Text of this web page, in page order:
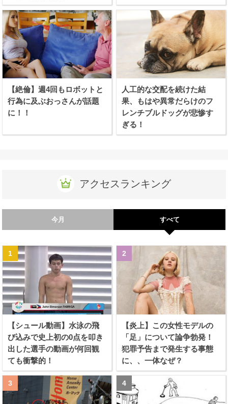
【絶倫】週4回もロボットと
行為に及ぶおっさんが話題
に！！
人工的な交配を続けた結
果、もはや異常だらけのフ
レンチブルドッグが悲惨す
ぎる！
アクセスランキング
今月 すべて
【シュール動画】水泳の飛
び込みで史上初の0点を叩き
出した選手の動画が何回観
ても衝撃的！
【炎上】この女性モデルの
「足」について論争勃発！
犯罪予告まで発生する事態
に、、一体なぜ？